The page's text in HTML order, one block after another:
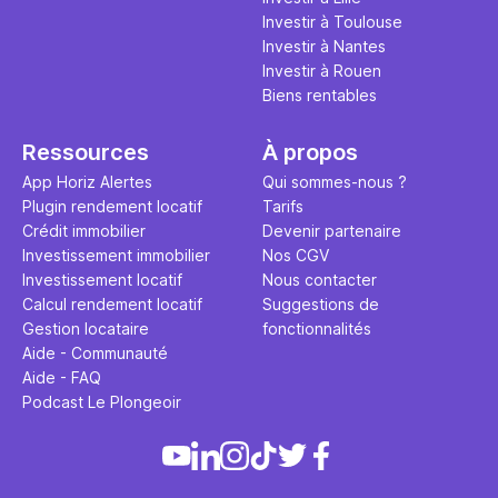
Investir à Toulouse
Investir à Nantes
Investir à Rouen
Biens rentables
Ressources
App Horiz Alertes
Plugin rendement locatif
Crédit immobilier
Investissement immobilier
Investissement locatif
Calcul rendement locatif
Gestion locataire
Aide - Communauté
Aide - FAQ
Podcast Le Plongeoir
À propos
Qui sommes-nous ?
Tarifs
Devenir partenaire
Nos CGV
Nous contacter
Suggestions de
fonctionnalités